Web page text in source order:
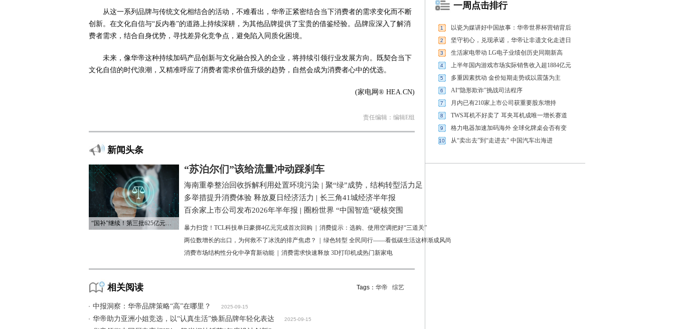
从这一系列品牌与传统文化相结合的活动，不难看出，华帝正紧密结合当下消费者的需求变化而不断
创新。在文化自信与“反内卷”的道路上持续深耕，为其他品牌提供了宝贵的借鉴经验。品牌应深入了解消
费者需求，结合自身优势，寻找差异化竞争点，避免陷入同质化困境。
未来，像华帝这种持续加码产品创新与文化融合投入的企业，将持续引领行业发展方向。既契合当下
文化自信的时代浪潮，又精准呼应了消费者需求价值升级的趋势，自然会成为消费者心中的优选。
(家电网® HEA.CN)
责任编辑：编辑E组
新闻头条
“国补”继续！第三批625亿元资金已下达
“苏泊尔们”该给流量冲动踩刹车
海南重拳整治回收拆解利用处置环境污染 | 聚“绿”成势，结构转型活力足
多举措提升消费体验 释放夏日经济活力 | 长三角41城经济半年报
百余家上市公司发布2026年半年报 | 圈粉世界 “中国智造”硬核突围
暴力扫货！TCL科技单日豪掷4亿元完成首次回购
消费提示：选购、使用空调把好“三道关”
两位数增长的出口，为何救不了冰洗的排产焦虑？
绿色转型 全民同行——看低碳生活这样渐成风尚
消费市场结构性分化中孕育新动能
消费需求快速释放 3D打印机成热门新家电
相关阅读 Tags： 华帝 综艺
中报洞察：华帝品牌策略“高”在哪里？ 2025-09-15
华帝助力亚洲小姐竞选，以“认真生活”焕新品牌年轻化表达 2025-09-15
一周点击排行
1 以瓷为媒讲好中国故事：华帝世界杯营销背后
2 坚守初心，兑现承诺，华帝让非遗文化走进日
3 生活家电带动 LG电子业绩创历史同期新高
4 上半年国内游戏市场实际销售收入超1884亿元
5 多重因素扰动 金价短期走势或以震荡为主
6 AI“隐形欺诈”挑战司法程序
7 月内已有210家上市公司获重要股东增持
8 TWS耳机不好卖了 耳夹耳机成唯一增长赛道
9 格力电器加速加码海外 全球化牌桌会否有变
10 从“卖出去”到“走进去” 中国汽车出海进